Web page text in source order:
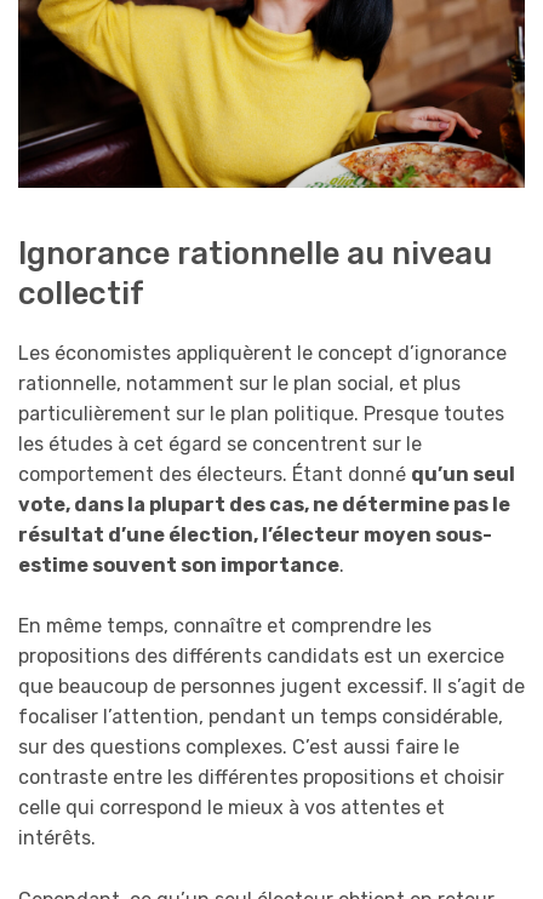
Ignorance rationnelle au niveau
collectif
Les économistes appliquèrent le concept d’ignorance
rationnelle, notamment sur le plan social, et plus
particulièrement sur le plan politique. Presque toutes
les études à cet égard se concentrent sur le
comportement des électeurs. Étant donné qu’un seul
vote, dans la plupart des cas, ne détermine pas le
résultat d’une élection, l’électeur moyen sous-
estime souvent son importance.
En même temps, connaître et comprendre les
propositions des différents candidats est un exercice
que beaucoup de personnes jugent excessif. Il s’agit de
focaliser l’attention, pendant un temps considérable,
sur des questions complexes. C’est aussi faire le
contraste entre les différentes propositions et choisir
celle qui correspond le mieux à vos attentes et
intérêts.